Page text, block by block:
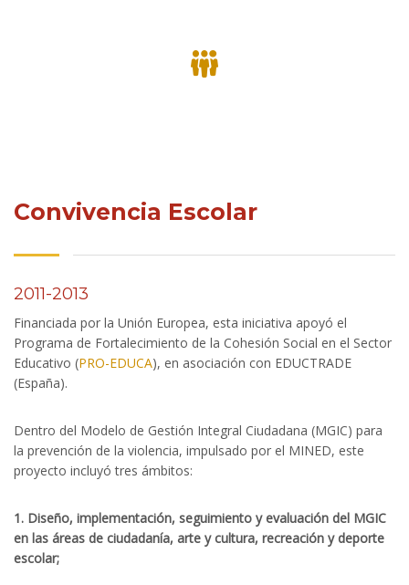
Convivencia Escolar
2011-2013
Financiada por la Unión Europea, esta iniciativa apoyó el
Programa de Fortalecimiento de la Cohesión Social en el Sector
Educativo (PRO-EDUCA), en asociación con EDUCTRADE
(España).
Dentro del Modelo de Gestión Integral Ciudadana (MGIC) para
la prevención de la violencia, impulsado por el MINED, este
proyecto incluyó tres ámbitos:
1. Diseño, implementación, seguimiento y evaluación del MGIC
en las áreas de ciudadanía, arte y cultura, recreación y deporte
escolar;